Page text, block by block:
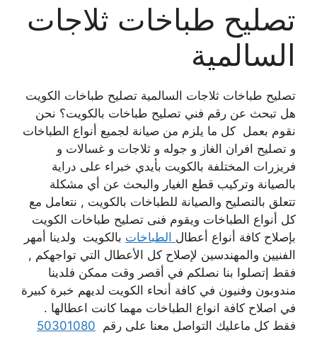
تصليح طباخات ثلاجات
السالمية
تصليح طباخات ثلاجات السالمية تصليح طباخات الكويت
هل تبحث عن رقم فني تصليح طباخات بالكويت؟ نحن
نقوم بعمل كل ما يلزم من صيانة لجميع أنواع الطباخات
و تصليح افران الغاز و جوله و ثلاجات و غسالات و
فريزرات المختلفة بالكويت بأيدي خبراء على دراية
بالصيانة وتركيب قطع الغيار والبحث عن أي مشكلة
تتعلق بالتصليح والصيانة للطباخات بالكويت , نتعامل مع
كل أنواع الطباخات ويقوم فنى تصليح طباخات الكويت
بإصلاح كافة أنواع أعطال الطباخات بالكويت ولدينا أمهر
الفنيين والمهندسين لإصلاح كل الأعطال التي تواجهكم ,
فقط إتصلوا بنا نصلكم في أقصر وقت ممكن فلدينا
مندوبون وفنيون في كافة أنحاء الكويت لديهم خبرة كبيرة
في اصلاح كافة انواع الطباخات مهما كانت اعطالها .
فقط كل ماعليك التواصل معنا على رقم 50301080